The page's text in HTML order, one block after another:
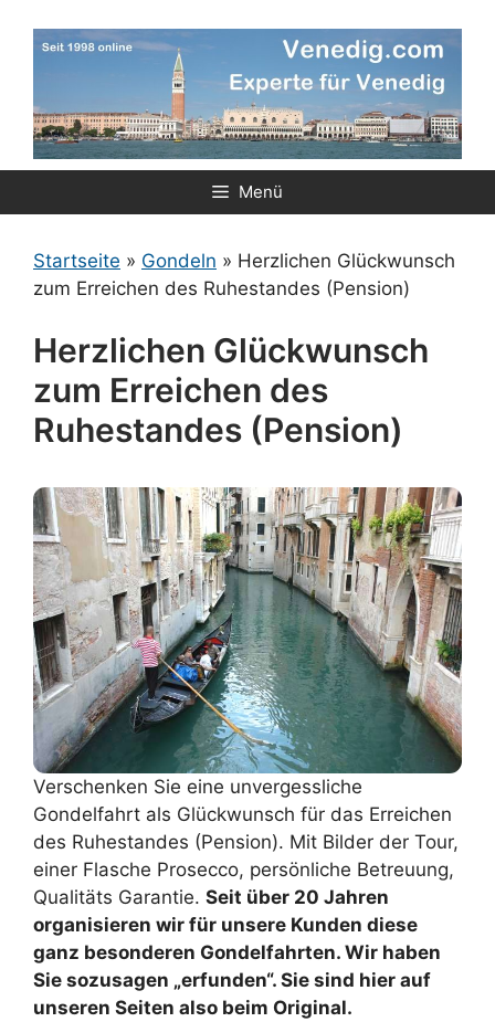
Inhalt
Menü
Startseite » Gondeln » Herzlichen Glückwunsch
zum Erreichen des Ruhestandes (Pension)
Herzlichen Glückwunsch
zum Erreichen des
Ruhestandes (Pension)
Verschenken Sie eine unvergessliche
Gondelfahrt als Glückwunsch für das Erreichen
des Ruhestandes (Pension). Mit Bilder der Tour,
einer Flasche Prosecco, persönliche Betreuung,
Qualitäts Garantie. Seit über 20 Jahren
organisieren wir für unsere Kunden diese
ganz besonderen Gondelfahrten. Wir haben
Sie sozusagen „erfunden“. Sie sind hier auf
unseren Seiten also beim Original.